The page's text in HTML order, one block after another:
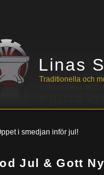
Linas
Traditionella och
i smedjan inför jul!
Jul & Gott